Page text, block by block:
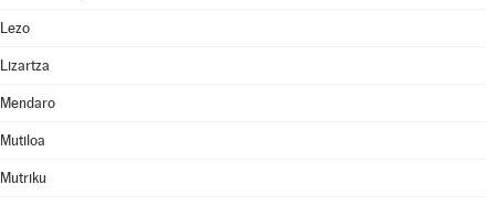
Lezo
Lizartza
Mendaro
Mutiloa
Mutriku